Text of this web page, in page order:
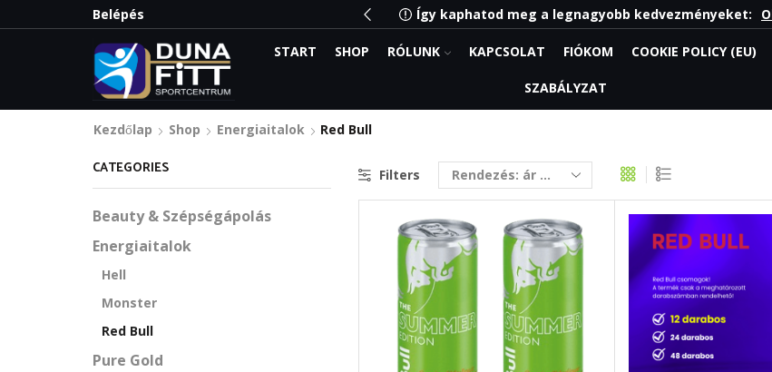
Belépés
a legnagyobb kedvezményeket: Nézz körül a Webshopban Irány a Shop
START SHOP RÓLUNK KAPCSOLAT FIÓKOM COOKIE POLICY (EU)
SZABÁLYZAT
Kezdőlap Shop Energiaitalok Red Bull
Filters
CATEGORIES
Beauty & Szépségápolás
Energiaitalok
Hell
Monster
Red Bull
Pure Gold